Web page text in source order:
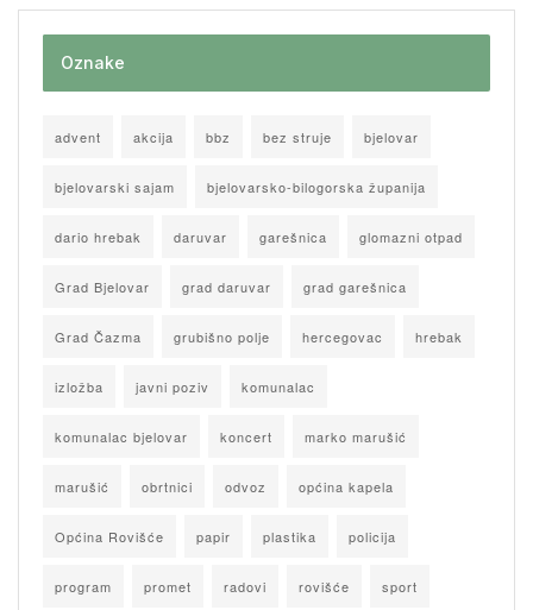
Oznake
advent akcija bbz bez struje bjelovar
bjelovarski sajam bjelovarsko-bilogorska županija
dario hrebak daruvar garešnica glomazni otpad
Grad Bjelovar grad daruvar grad garešnica
Grad Čazma grubišno polje hercegovac hrebak
izložba javni poziv komunalac
komunalac bjelovar koncert marko marušić
marušić obrtnici odvoz općina kapela
Općina Rovišće papir plastika policija
program promet radovi rovišće sport